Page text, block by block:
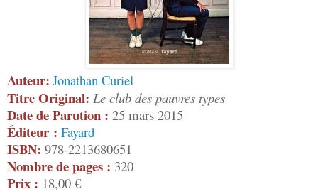
Auteur: Jonathan Curiel
Titre Original: Le club des pauvres types
Date de Parution : 25 mars 2015
Éditeur : Fayard
ISBN: 978-2213680651
Nombre de pages : 320
Prix : 18,00 €